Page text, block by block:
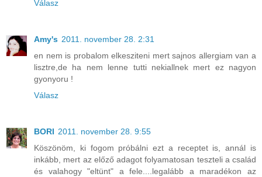
Válasz
Amy's 2011. november 28. 2:31
en nem is probalom elkesziteni mert sajnos allergiam van a
lisztre,de ha nem lenne tutti nekiallnek mert ez nagyon
gyonyoru !
Válasz
BORI 2011. november 28. 9:55
Köszönöm, ki fogom próbálni ezt a receptet is, annál is
inkább, mert az előző adagot folyamatosan teszteli a család
és valahogy "eltünt" a fele....legalább a maradékon az